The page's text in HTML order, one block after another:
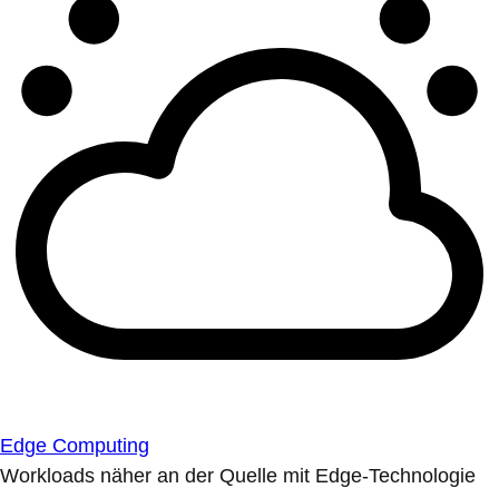
Edge Computing
Workloads näher an der Quelle mit Edge-Technologie